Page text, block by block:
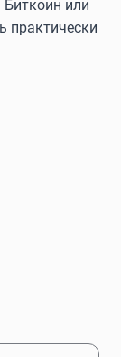
Биткоин или
практически